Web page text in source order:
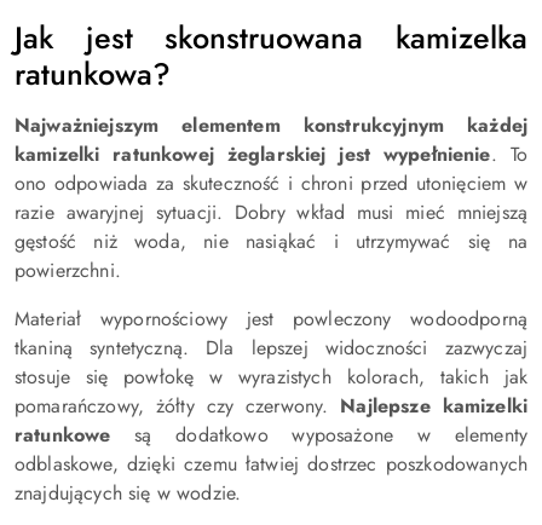
Jak jest skonstruowana kamizelka
ratunkowa?
Najważniejszym elementem konstrukcyjnym każdej
kamizelki ratunkowej żeglarskiej jest wypełnienie. To
ono odpowiada za skuteczność i chroni przed utonięciem w
razie awaryjnej sytuacji. Dobry wkład musi mieć mniejszą
gęstość niż woda, nie nasiąkać i utrzymywać się na
powierzchni.
Materiał wypornościowy jest powleczony wodoodporną
tkaniną syntetyczną. Dla lepszej widoczności zazwyczaj
stosuje się powłokę w wyrazistych kolorach, takich jak
pomarańczowy, żółty czy czerwony. Najlepsze kamizelki
ratunkowe są dodatkowo wyposażone w elementy
odblaskowe, dzięki czemu łatwiej dostrzec poszkodowanych
znajdujących się w wodzie.